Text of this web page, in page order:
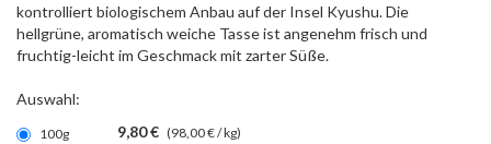
kontrolliert biologischem Anbau auf der Insel Kyushu. Die
hellgrüne, aromatisch weiche Tasse ist angenehm frisch und
fruchtig-leicht im Geschmack mit zarter Süße.
Auswahl:
100g 9,80 € (98,00 € / kg)